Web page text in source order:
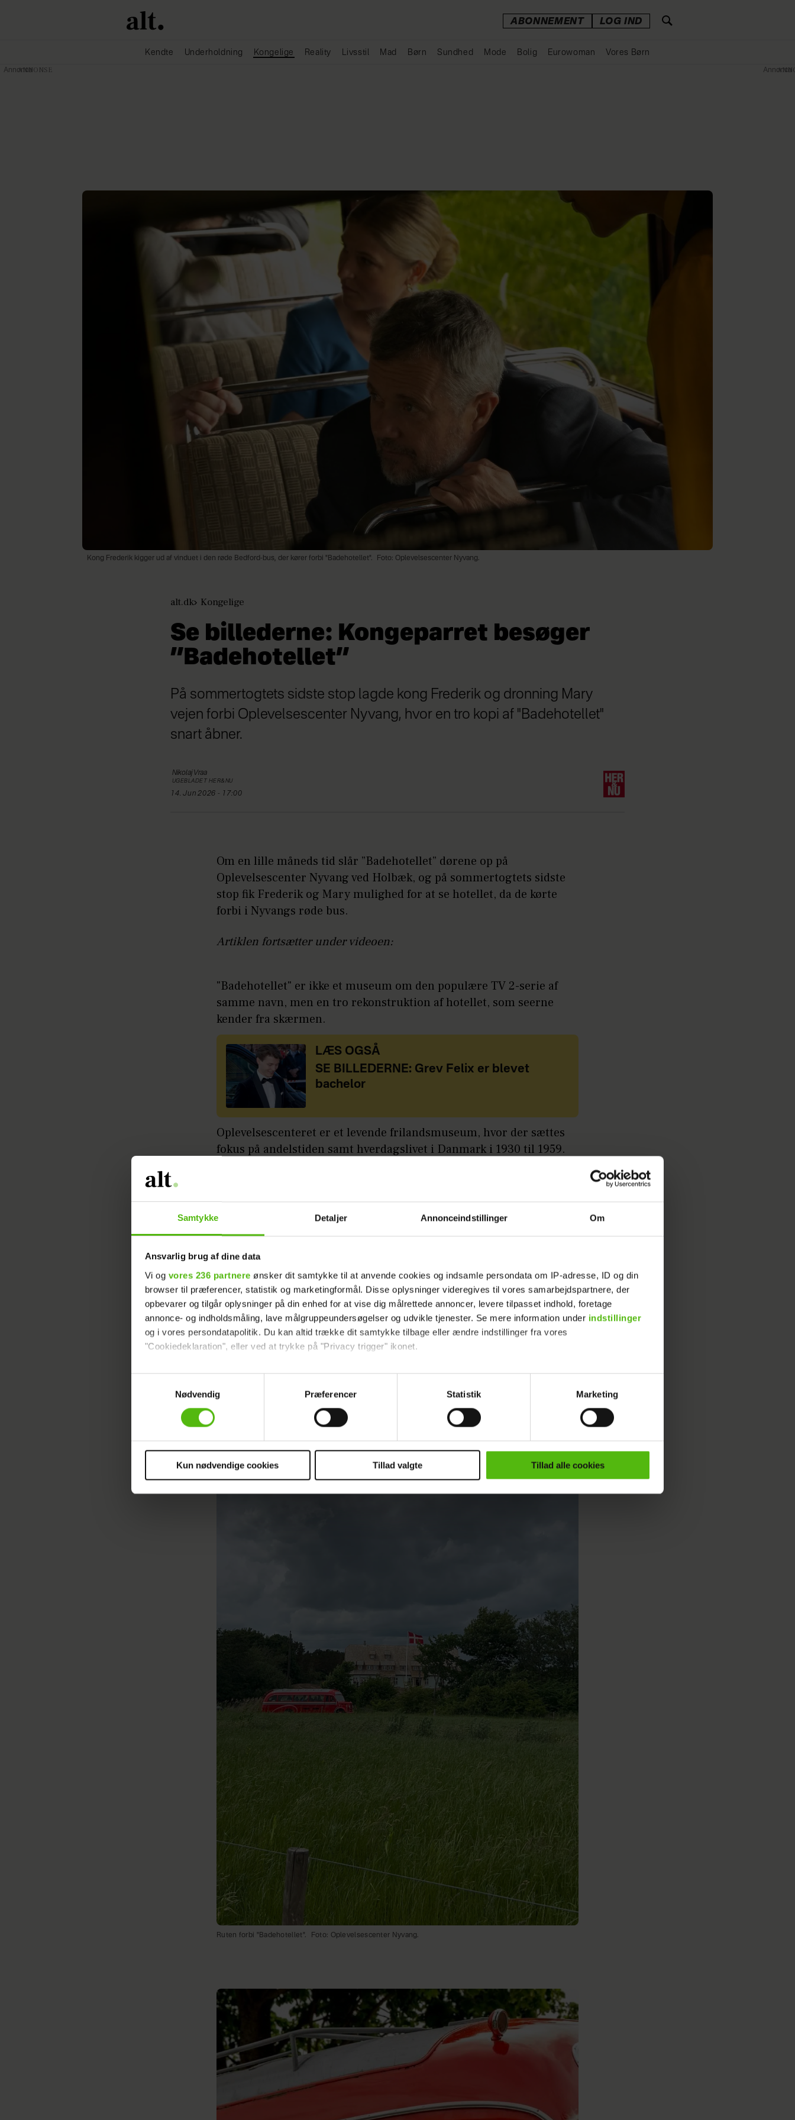
Samtykke Detaljer Annonceindstillinger Om
Ansvarlig brug af dine data
Vi og vores 236 partnere ønsker dit samtykke til at anvende cookies og indsamle persondata om IP-adresse, ID og din
browser til præferencer, statistik og marketingformål. Disse oplysninger videregives til vores samarbejdspartnere, der
opbevarer og tilgår oplysninger på din enhed for at vise dig målrettede annoncer, levere tilpasset indhold, foretage
annonce- og indholdsmåling, lave målgruppeundersøgelser og udvikle tjenester. Se mere information under indstillinger
og i vores persondatapolitik. Du kan altid trække dit samtykke tilbage eller ændre indstillinger fra vores
"Cookiedeklaration", eller ved at trykke på "Privacy trigger" ikonet.
Dine valg anvendes på hele websitet.
Vi ønsker dit samtykke til at indsamle og bruge data for at kunne levere og finansiere relevant journalistisk indhold til dig.
Vi anvender egne cookies og cookies fra tredjeparter til at at optimere dit besøg på vores hjemmeside. Vi indsamler data
sociale medier.
Nødvendig
Præferencer Statistik Marketing
Kun nødvendige cookies Tillad valgte Tillad alle cookies
ABONNEMENT LOG IND
Kendte Underholdning Kongelige Reality Livsstil Mad Børn Sundhed Mode Bolig Eurowoman Vores Børn
Kong Frederik kigger ud af vinduet i den røde Bedford-bus, der kører forbi "Badehotellet". Foto: Oplevelsescenter Nyvang.
alt.dk Kongelige
Se billederne: Kongeparret besøger
”Badehotellet”
På sommertogtets sidste stop lagde kong Frederik og dronning Mary
vejen forbi Oplevelsescenter Nyvang, hvor en tro kopi af "Badehotellet"
snart åbner.
Nikolaj Vraa
UGEBLADET HER&NU
14. Jun 2026 - 17:00
Om en lille måneds tid slår ”Badehotellet” dørene op på
Oplevelsescenter Nyvang ved Holbæk, og på sommertogtets sidste
stop fik Frederik og Mary mulighed for at se hotellet, da de kørte
forbi i Nyvangs røde bus.
Artiklen fortsætter under videoen:
"Badehotellet" er ikke et museum om den populære TV 2-serie af
samme navn, men en tro rekonstruktion af hotellet, som seerne
kender fra skærmen.
LÆS OGSÅ
SE BILLEDERNE: Grev Felix er blevet
bachelor
Oplevelsescenteret er et levende frilandsmuseum, hvor der sættes
fokus på andelstiden samt hverdagslivet i Danmark i 1930 til 1959.
om danskernes ferievaner.
Ruten forbi "Badehotellet". Foto: Oplevelsescenter Nyvang.
Annonce Annonce